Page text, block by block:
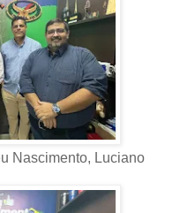
Nascimento, Luciano